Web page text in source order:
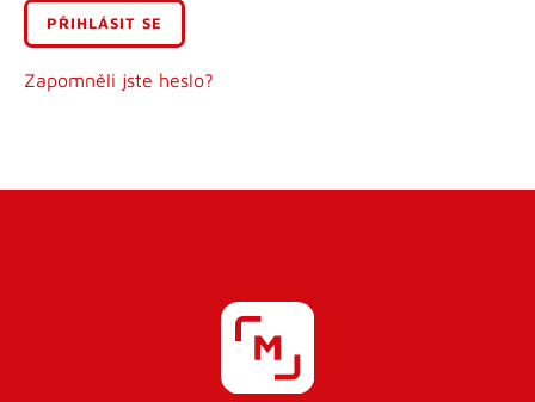
Zapomněli jste heslo?
Uživatelské jméno